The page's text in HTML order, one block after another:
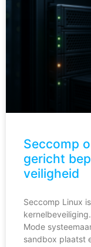
Seccomp
gericht
veiligheid
Seccomp Linux
Mode
sandbox plaatst